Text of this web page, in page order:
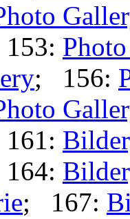
; 156:
; 167: